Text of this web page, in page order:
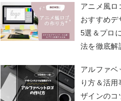
ブログ用アイコンの
作成方法は？完全オ
アニメ風ロ
おすすめデ
5選＆プロ
法を徹底解
アルファベ
り方＆活
ザインのコ